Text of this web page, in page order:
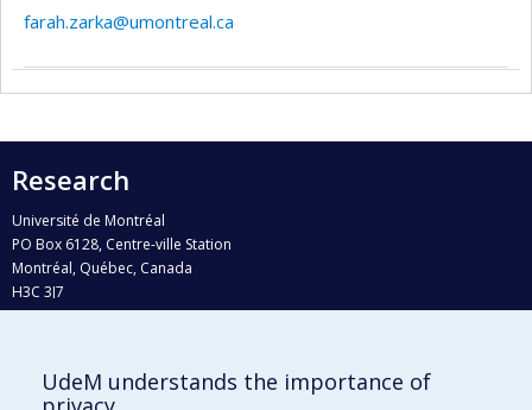
farah.zarka@umontreal.ca
Research
Université de Montréal
PO Box 6128, Centre-ville Station
Montréal, Québec, Canada
H3C 3J7
Who does what?
UdeM understands the importance of